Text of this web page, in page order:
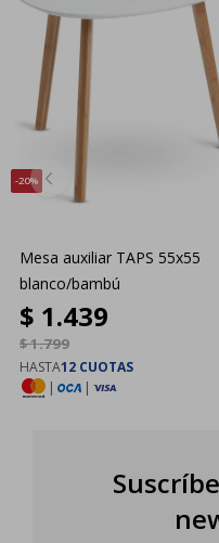
20
Mesa auxiliar TAPS 55x55
blanco/bambú
$ 1.439
$1.799
HASTA12 CUOTAS
|
|